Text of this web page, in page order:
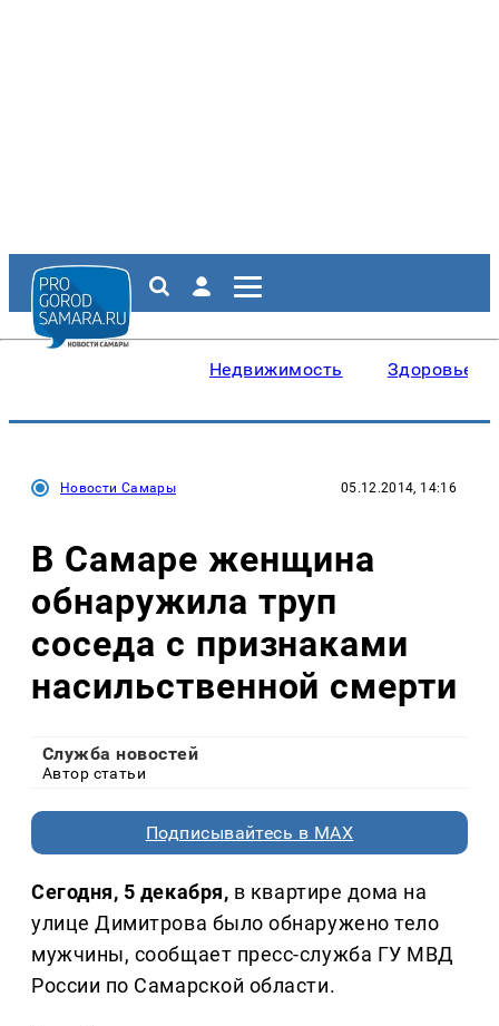
Недвижимость Здоровье
Новости Самары 05.12.2014, 14:16
В Самаре женщина
обнаружила труп
соседа с признаками
насильственной смерти
Служба новостей
Автор статьи
Подписывайтесь в MAX
Сегодня, 5 декабря, в квартире дома на
улице Димитрова было обнаружено тело
мужчины, сообщает пресс-служба ГУ МВД
России по Самарской области.